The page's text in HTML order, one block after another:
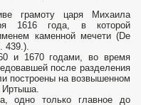
грамоту царя Михаила
1616 года, в которой
каменной мечети (De
439.).
и 1670 годами, во время
после разделения
построены на возвышенном
Иртыша.
одно только главное до